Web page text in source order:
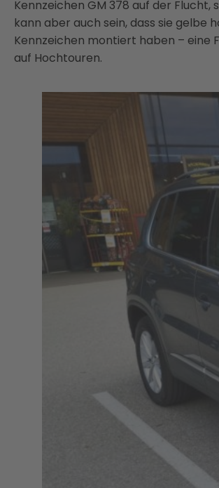
Kennzeichen GM 378 auf der Flucht,
kann aber auch sein, dass sie gelbe
Kennzeichen montiert haben – eine
auf Hochtouren.